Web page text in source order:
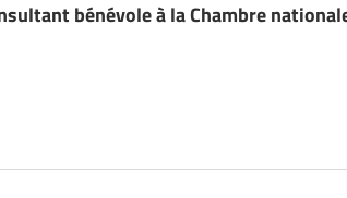
bénévole à la Chambre